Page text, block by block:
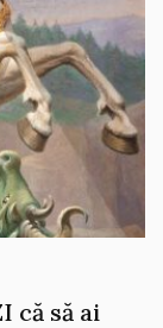
că să ai